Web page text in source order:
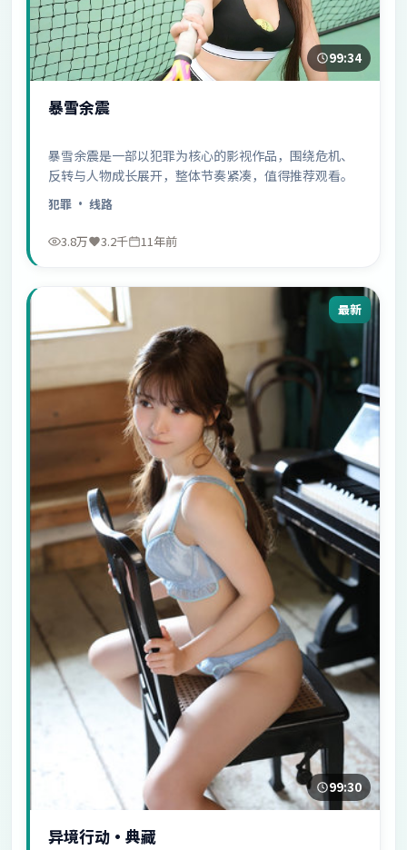
99:34
暴雪余震
暴雪余震是一部以犯罪为核心的影视作品，围绕危机、
反转与人物成长展开，整体节奏紧凑，值得推荐观看。
犯罪 · 线路
3.8万 3.2千 11年前
最新
99:30
异境行动·典藏